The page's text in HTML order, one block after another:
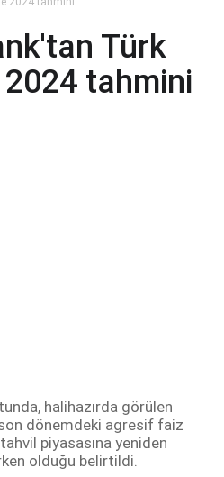
Türk
tahmini
halihazırda görülen
dönemdeki agresif faiz
piyasasına yeniden
olduğu belirtildi.